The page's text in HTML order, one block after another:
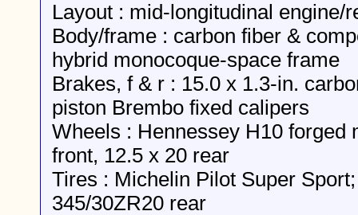
Layout : mid-longitudinal engine/
Body/frame : carbon fiber &
hybrid monocoque-space frame
Brakes, f & r : 15.0 x 1.3-in.
piston Brembo fixed calipers
Wheels : Hennessey H10 forged
front, 12.5 x 20 rear
Tires : Michelin Pilot Super
345/30ZR20 rear